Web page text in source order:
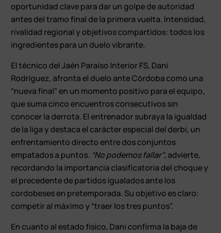
oportunidad clave para dar un golpe de autoridad
antes del tramo final de la primera vuelta. Intensidad,
rivalidad regional y objetivos compartidos: todos los
ingredientes para un duelo vibrante.
El técnico del Jaén Paraíso Interior FS, Dani
Rodríguez, afronta el duelo ante Córdoba como una
“nueva final” en un momento positivo para el equipo,
que suma cinco encuentros consecutivos sin
conocer la derrota. El entrenador subraya la igualdad
de la liga y destaca el carácter especial del derbi, un
enfrentamiento directo entre dos conjuntos
empatados a puntos. “No podemos fallar”, advierte,
recordando la importancia clasificatoria del choque y
el precedente de partidos igualados ante los
cordobeses en pretemporada. Su objetivo es claro:
competir al máximo y “traer los tres puntos”.
En cuanto al estado físico, Dani confirma la baja de